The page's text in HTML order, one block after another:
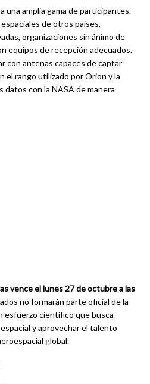
una amplia gama de participantes.
de otros países,
organizaciones sin ánimo de
equipos de recepción adecuados.
con antenas capaces de captar
el rango utilizado por Orion y la
datos con la NASA de manera
vence el lunes 27 de octubre a las
no formarán parte oficial de la
esfuerzo científico que busca
y aprovechar el talento
global.